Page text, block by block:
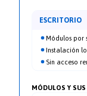
ESCRITORIO
Módulos por
Instalación
Sin acceso
MÓDULOS Y